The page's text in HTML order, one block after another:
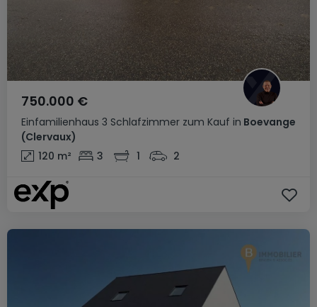
Einfamilienhaus 3 Schlafzimmer zum Kauf in Boevange
(Clervaux)
750.000 €
120 m² 3 1 2